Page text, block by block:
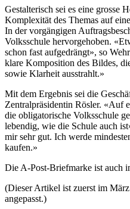
Gestalterisch sei es eine grosse
Komplexität des Themas auf
In der vorgängigen
Volksschule hervorgehoben.
schon fast aufgedrängt», so
klare Komposition des Bildes,
sowie Klarheit ausstrahlt.»
Mit dem Ergebnis sei die
Zentralpräsidentin Rösler. «Auf
die obligatorische Volksschule
lebendig, wie die Schule auch
mir sehr gut. Ich werde
kaufen.»
Die A-Post-Briefmarke ist auch
(Dieser Artikel ist zuerst im
angepasst.)